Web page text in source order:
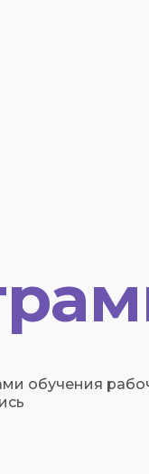
обучения